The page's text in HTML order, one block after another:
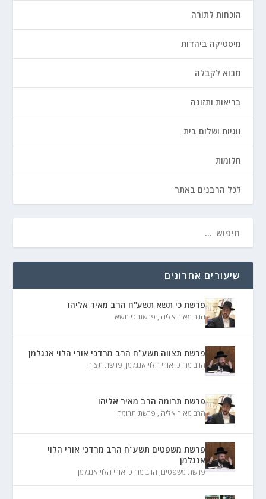
הוכחות לתורה
מיסטיקה ביהדות
מבוא לקבלה
בריאות ותזונה
זוגיות ושלום בית
חלומות
לכל הרבנים באתר
שיעורים אחרונים
פרשת כי תשא תשע"ח הרב מאיר אליהו
הרב מאיר אליהו, פרשת כי תשא
פרשת תצווה תשע"ח הרב מרדכי אורי הלוי אנגלמן
הרב מרדכי אורי הלוי אנגלמן, פרשת תצוה
פרשת תרומה הרב מאיר אליהו
הרב מאיר אליהו, פרשת תרומה
פרשת משפטים תשע"ח הרב מרדכי אורי הלוי
אנגלמן
פרשת משפטים, הרב מרדכי אורי הלוי אנגלמן